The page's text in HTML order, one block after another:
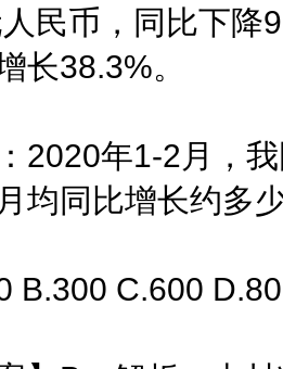
民币，同比下降
长38.3%。
年1-2月，我
均同比增长约多
C.600